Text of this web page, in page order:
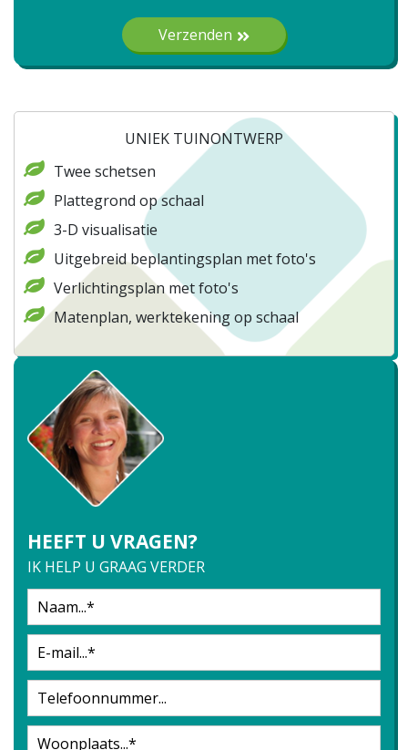
Verzenden
UNIEK TUINONTWERP
Twee schetsen
Plattegrond op schaal
3-D visualisatie
Uitgebreid beplantingsplan met foto's
Verlichtingsplan met foto's
Matenplan, werktekening op schaal
HEEFT U VRAGEN?
IK HELP U GRAAG VERDER